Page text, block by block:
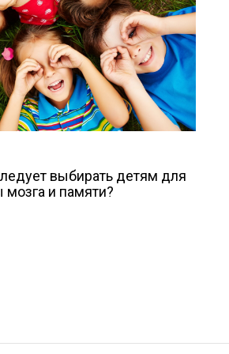
выбирать детям для
и памяти?